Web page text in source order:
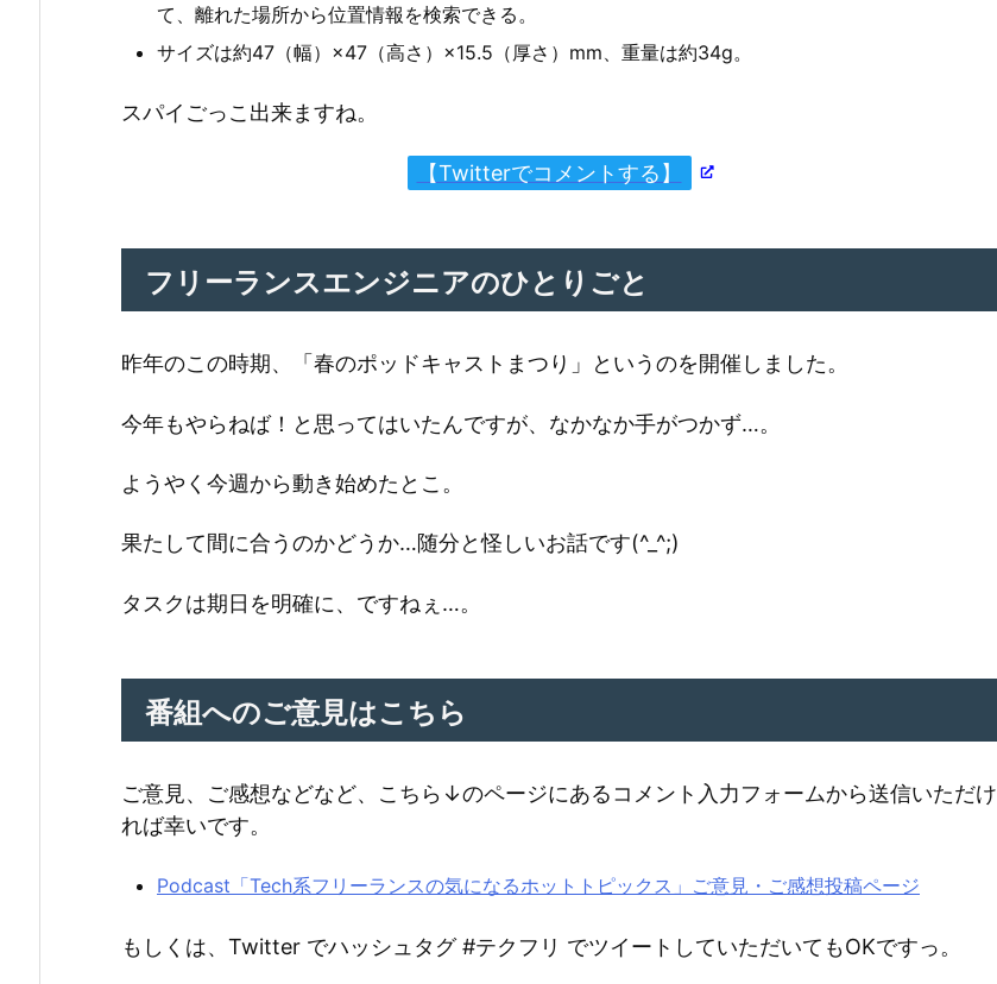
て、離れた場所から位置情報を検索できる。
サイズは約47（幅）×47（高さ）×15.5（厚さ）mm、重量は約34g。
スパイごっこ出来ますね。
【Twitterでコメントする】
フリーランスエンジニアのひとりごと
昨年のこの時期、「春のポッドキャストまつり」というのを開催しました。
今年もやらねば！と思ってはいたんですが、なかなか手がつかず…。
ようやく今週から動き始めたとこ。
果たして間に合うのかどうか…随分と怪しいお話です(^_^;)
タスクは期日を明確に、ですねぇ…。
番組へのご意見はこちら
ご意見、ご感想などなど、こちら↓のページにあるコメント入力フォームから送信いただけ
れば幸いです。
Podcast「Tech系フリーランスの気になるホットトピックス」ご意見・ご感想投稿ページ
もしくは、Twitter でハッシュタグ #テクフリ でツイートしていただいてもOKですっ。